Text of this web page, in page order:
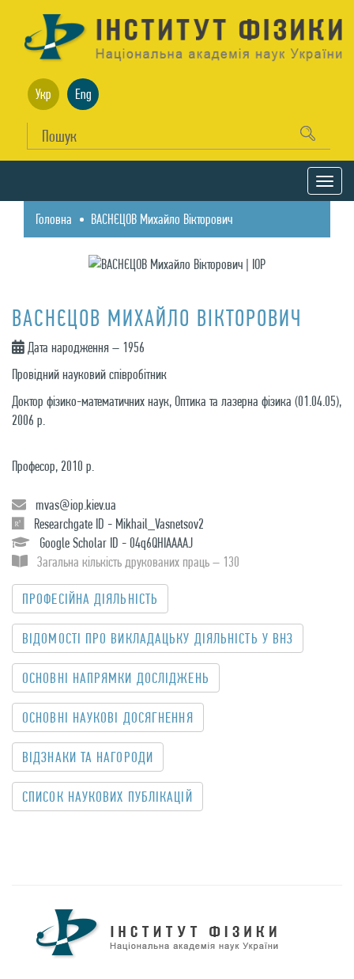
Укр Eng
Головна ВАСНЄЦОВ Михайло Вікторович
ВАСНЄЦОВ МИХАЙЛО ВІКТОРОВИЧ
Дата народження – 1956
Провідний науковий співробітник
Доктор фізико-математичних наук, Оптика та лазерна фізика (01.04.05),
2006 р.
Професор, 2010 р.
mvas@iop.kiev.ua
Researchgate ID - Mikhail_Vasnetsov2
Google Scholar ID - 04q6QHIAAAAJ
Загальна кількість друкованих праць – 130
ПРОФЕСІЙНА ДІЯЛЬНІСТЬ
ВІДОМОСТІ ПРО ВИКЛАДАЦЬКУ ДІЯЛЬНІСТЬ У ВНЗ
OСНОВНІ НАПРЯМКИ ДОСЛІДЖЕНЬ
ОСНОВНІ НАУКОВІ ДОСЯГНЕННЯ
ВІДЗНАКИ ТА НАГОРОДИ
CПИСОК НАУКОВИХ ПУБЛIКАЦIЙ